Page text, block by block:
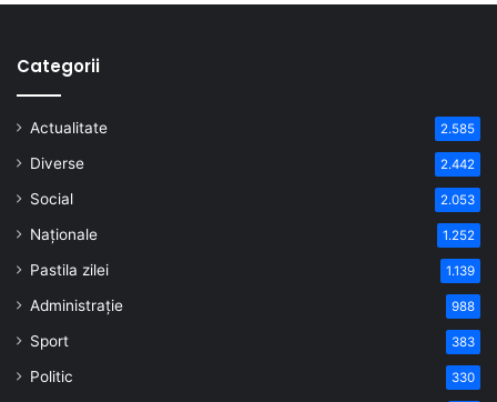
Categorii
Actualitate 2.585
Diverse 2.442
Social 2.053
Naționale 1.252
Pastila zilei 1.139
Administrație 988
Sport 383
Politic 330